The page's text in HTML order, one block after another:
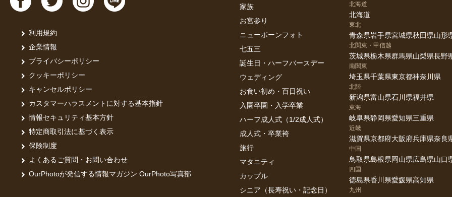
利用規約
企業情報
プライバシーポリシー
クッキーポリシー
キャンセルポリシー
カスタマーハラスメントに対する基本指針
情報セキュリティ基本方針
特定商取引法に基づく表示
保険制度
よくあるご質問・お問い合わせ
OurPhotoが発信する情報マガジン OurPhoto写真部
家族
お宮参り
ニューボーンフォト
七五三
誕生日・ハーフバースデー
ウェディング
お食い初め・百日祝い
入園卒園・入学卒業
ハーフ成人式（1/2成人式）
成人式・卒業袴
旅行
マタニティ
カップル
シニア（長寿祝い・記念日）
北海道
北海道
東北
青森県岩手県宮城県秋田県山形
北関東・甲信越
茨城県栃木県群馬県山梨県長野
南関東
埼玉県千葉県東京都神奈川県
北陸
新潟県富山県石川県福井県
東海
岐阜県静岡県愛知県三重県
近畿
滋賀県京都府大阪府兵庫県奈良
中国
鳥取県島根県岡山県広島県山口
四国
徳島県香川県愛媛県高知県
九州